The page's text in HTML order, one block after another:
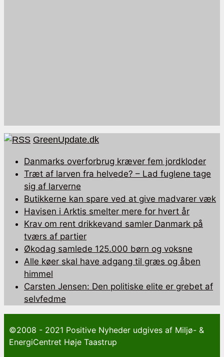
GreenUpdate.dk
Danmarks overforbrug kræver fem jordkloder
Træt af larven fra helvede? – Lad fuglene tage
sig af larverne
Butikkerne kan spare ved at give madvarer væk
Havisen i Arktis smelter mere for hvert år
Krav om rent drikkevand samler Danmark på
tværs af partier
Økodag samlede 125.000 børn og voksne
Alle køer skal have adgang til græs og åben
himmel
Carsten Jensen: Den politiske elite er grebet af
selvfedme
©2008 - 2021 Positive Nyheder udgives af Miljø- &
EnergiCentret Høje Taastrup